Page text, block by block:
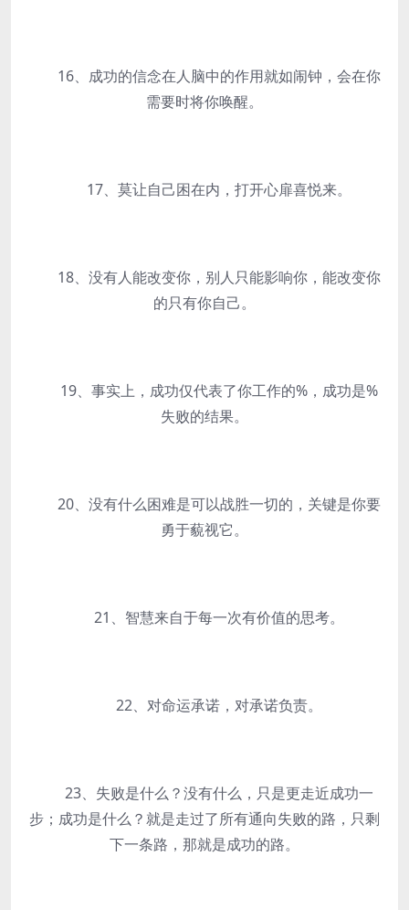
16、成功的信念在人脑中的作用就如闹钟，会在你
需要时将你唤醒。
17、莫让自己困在内，打开心扉喜悦来。
18、没有人能改变你，别人只能影响你，能改变你
的只有你自己。
19、事实上，成功仅代表了你工作的%，成功是%
失败的结果。
20、没有什么困难是可以战胜一切的，关键是你要
勇于藐视它。
21、智慧来自于每一次有价值的思考。
22、对命运承诺，对承诺负责。
23、失败是什么？没有什么，只是更走近成功一
步；成功是什么？就是走过了所有通向失败的路，只剩
下一条路，那就是成功的路。